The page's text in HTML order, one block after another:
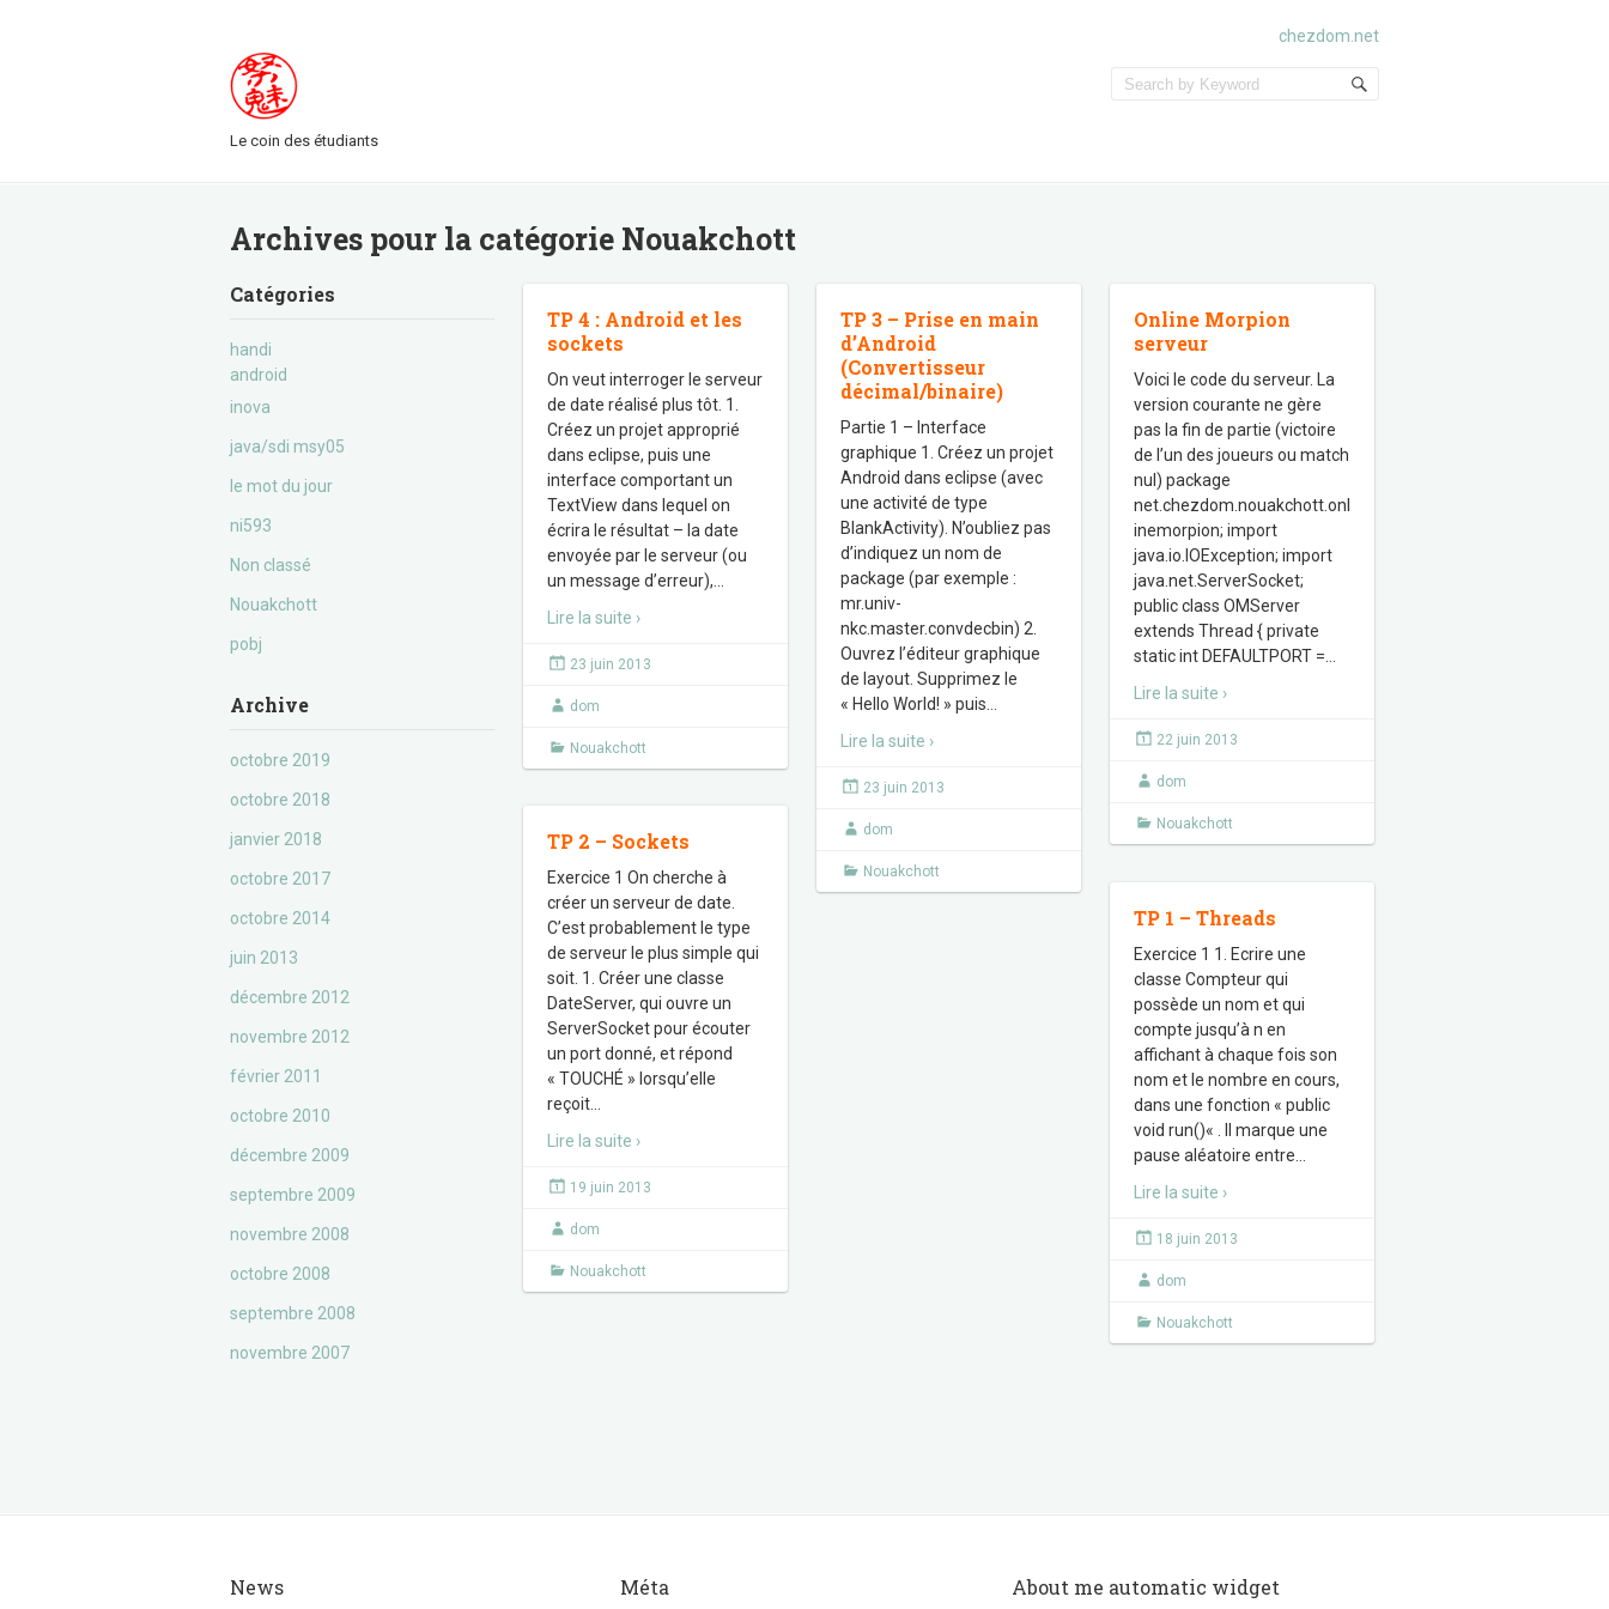
Le coin des étudiants
chezdom.net
Archives pour la catégorie Nouakchott
Catégories
handi
android
inova
java/sdi msy05
le mot du jour
ni593
Non classé
Nouakchott
pobj
Archive
octobre 2019
octobre 2018
janvier 2018
octobre 2017
octobre 2014
juin 2013
décembre 2012
novembre 2012
février 2011
octobre 2010
décembre 2009
septembre 2009
novembre 2008
octobre 2008
septembre 2008
novembre 2007
TP 4 : Android et les
sockets
On veut interroger le serveur
de date réalisé plus tôt. 1.
Créez un projet approprié
dans eclipse, puis une
interface comportant un
TextView dans lequel on
écrira le résultat – la date
envoyée par le serveur (ou
un message d’erreur),
Lire la suite ›
23 juin 2013
dom
Nouakchott
TP 3 – Prise en main
d’Android
(Convertisseur
décimal/binaire)
Partie 1 – Interface
graphique 1. Créez un projet
Android dans eclipse (avec
une activité de type
BlankActivity). N’oubliez pas
d’indiquez un nom de
package (par exemple :
mr.univ-
nkc.master.convdecbin) 2.
Ouvrez l’éditeur graphique
de layout. Supprimez le
« Hello World! » puis
Lire la suite ›
23 juin 2013
dom
Nouakchott
Online Morpion
serveur
Voici le code du serveur. La
version courante ne gère
pas la fin de partie (victoire
de l’un des joueurs ou match
nul) package
net.chezdom.nouakchott.onl
inemorpion; import
java.io.IOException; import
java.net.ServerSocket;
public class OMServer
extends Thread { private
static int DEFAULTPORT =
Lire la suite ›
22 juin 2013
dom
Nouakchott
TP 2 – Sockets
Exercice 1 On cherche à
créer un serveur de date.
C’est probablement le type
de serveur le plus simple qui
soit. 1. Créer une classe
DateServer, qui ouvre un
ServerSocket pour écouter
un port donné, et répond
« TOUCHÉ » lorsqu’elle
reçoit
Lire la suite ›
19 juin 2013
dom
Nouakchott
TP 1 – Threads
Exercice 1 1. Ecrire une
classe Compteur qui
possède un nom et qui
compte jusqu’à n en
affichant à chaque fois son
nom et le nombre en cours,
dans une fonction « public
void run()« . Il marque une
pause aléatoire entre
Lire la suite ›
18 juin 2013
dom
Nouakchott
News Méta About me automatic widget